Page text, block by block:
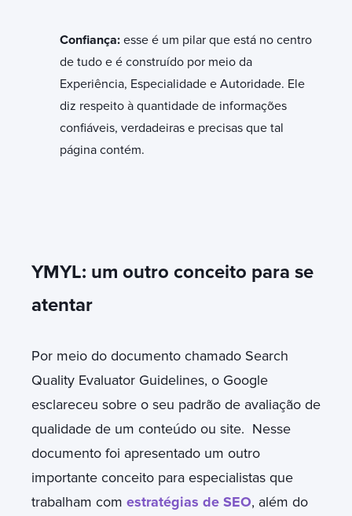
Confiança: esse é um pilar que está no centro
de tudo e é construído por meio da
Experiência, Especialidade e Autoridade. Ele
diz respeito à quantidade de informações
confiáveis, verdadeiras e precisas que tal
página contém.
YMYL: um outro conceito para se
atentar
Por meio do documento chamado Search
Quality Evaluator Guidelines, o Google
esclareceu sobre o seu padrão de avaliação de
qualidade de um conteúdo ou site. Nesse
documento foi apresentado um outro
importante conceito para especialistas que
trabalham com estratégias de SEO, além do